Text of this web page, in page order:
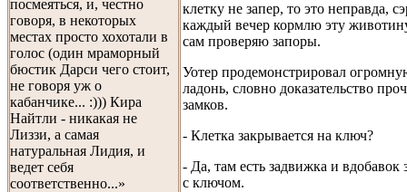
посмеяться, и, честно
говоря, в некоторых
местах просто хохотали в
голос (один мраморный
бюстик Дарси чего стоит,
не говоря уж о
кабанчике... :))) Кира
Найтли - никакая не
Лиззи, а самая
натуральная Лидия, и
ведет себя
соответственно...»
клетку не запер, то это неправда,
каждый вечер кормлю эту
сам проверяю запоры.
Уотер продемонстрировал
ладонь, словно доказательство
замков.
- Клетка закрывается на ключ?
- Да, там есть задвижка и вдобавок
с ключом.